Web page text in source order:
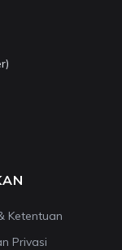
Ketentuan
Privasi